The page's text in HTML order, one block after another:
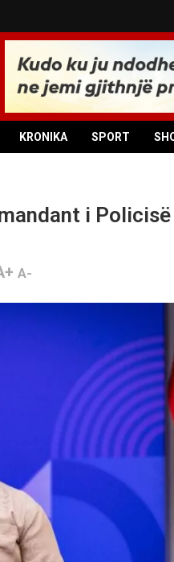
KRONIKA SPORT
i Policisë
A-